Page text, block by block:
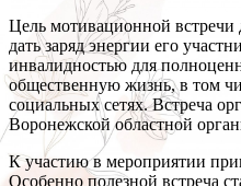
Цель мотивационной
дать заряд энергии его
инвалидностью для
общественную жизнь, в том
социальных сетях. Встреча
Воронежской областной
К участию в мероприятии
Особенно полезной встреча